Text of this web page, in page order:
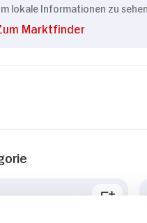
lokale Informationen zu sehen.
Marktfinder